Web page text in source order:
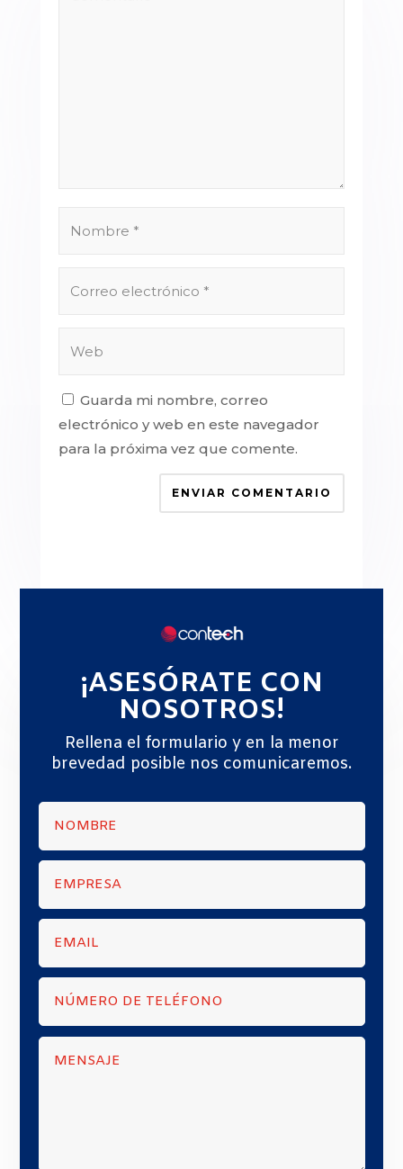
Guarda mi nombre, correo
electrónico y web en este navegador
para la próxima vez que comente.
ENVIAR COMENTARIO
¡ASESÓRATE CON
NOSOTROS!
Rellena el formulario y en la menor
brevedad posible nos comunicaremos.